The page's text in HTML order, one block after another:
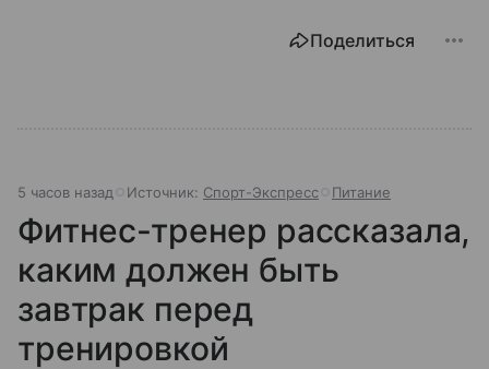
Поделиться
5 часов назад Источник: Спорт-Экспресс Питание
Фитнес-тренер рассказала,
каким должен быть
завтрак перед
тренировкой